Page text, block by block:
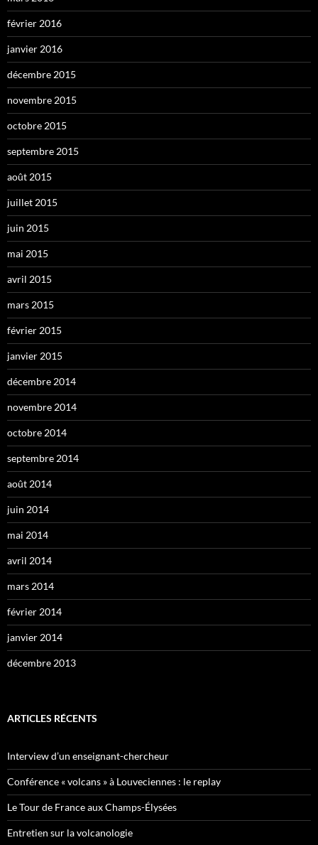
février 2016
janvier 2016
décembre 2015
novembre 2015
octobre 2015
septembre 2015
août 2015
juillet 2015
juin 2015
mai 2015
avril 2015
mars 2015
février 2015
janvier 2015
décembre 2014
novembre 2014
octobre 2014
septembre 2014
août 2014
juin 2014
mai 2014
avril 2014
mars 2014
février 2014
janvier 2014
décembre 2013
ARTICLES RÉCENTS
Interview d’un enseignant-chercheur
Conférence « volcans » à Louveciennes : le replay
Le Tour de France aux Champs-Élysées
Entretien sur la volcanologie